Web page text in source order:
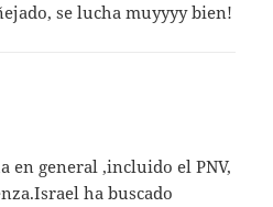
se lucha muyyyy bien!
en general ,incluido el PNV,
ha buscado